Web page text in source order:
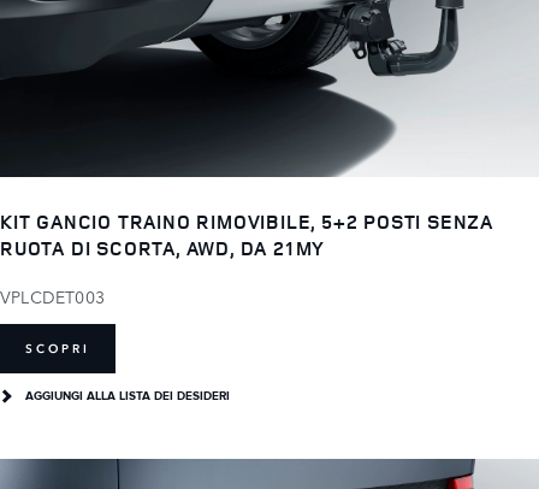
KIT GANCIO TRAINO RIMOVIBILE, 5+2 POSTI SENZA
RUOTA DI SCORTA, AWD, DA 21MY
VPLCDET003
SCOPRI
AGGIUNGI ALLA LISTA DEI DESIDERI